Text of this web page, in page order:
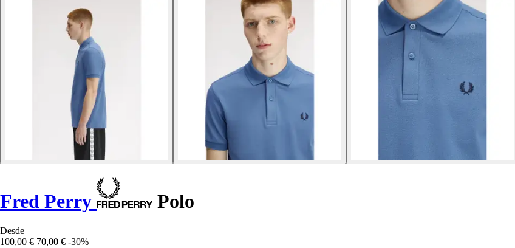
Fred Perry Polo
Desde
100,00 € 70,00 € -30%